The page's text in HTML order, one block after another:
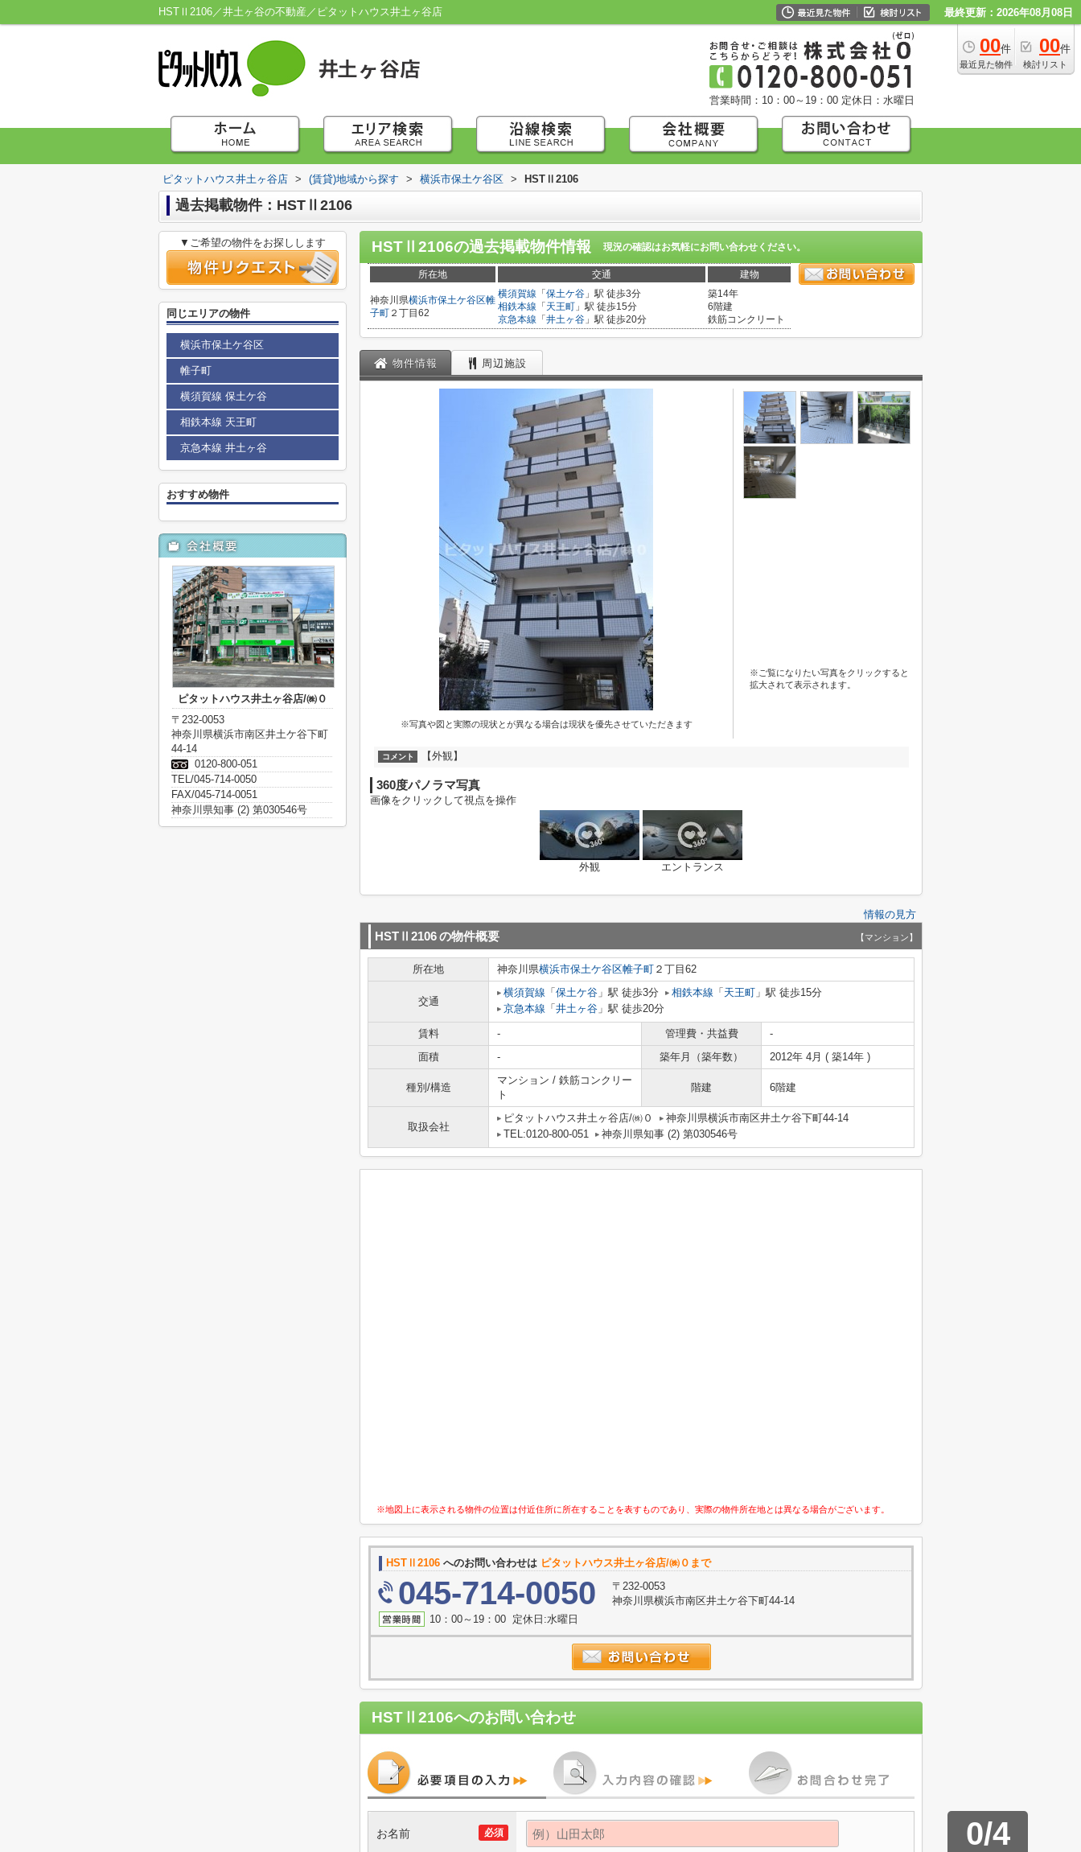
HSTⅡ2106／井土ヶ谷の不動産／ピタットハウス井土ヶ谷店 最終更新：2026年08月08日
00件
最近見た物件
00件
検討リスト
営業時間：10：00～19：00 定休日：水曜日
ピタットハウス井土ヶ谷店 > (賃貸)地域から探す > 横浜市保土ケ谷区 > HSTⅡ2106
過去掲載物件：HSTⅡ2106
HSTⅡ2106の過去掲載物件情報 現況の確認はお気軽にお問い合わせください。
所在地 交通 建物
神奈川県横浜市保土ケ谷区帷
子町 ２丁目62
横須賀線 「 保土ケ谷 」駅 徒歩3分
相鉄本線 「 天王町 」駅 徒歩15分
京急本線 「 井土ヶ谷 」駅 徒歩20分
築14年
6階建
鉄筋コンクリート
物件情報 周辺施設
※写真や図と実際の現状とが異なる場合は現状を優先させていただきます
※ご覧になりたい写真をクリックすると
拡大されて表示されます。
コメント 【外観】
360度パノラマ写真
画像をクリックして視点を操作
外観 エントランス
情報の見方
HSTⅡ2106の物件概要 【マンション】
所在地 神奈川県横浜市保土ケ谷区帷子町 ２丁目62
交通
横須賀線 「 保土ケ谷 」駅 徒歩3分 相鉄本線 「 天王町 」駅 徒歩15分
京急本線 「 井土ヶ谷 」駅 徒歩20分
賃料 - 管理費・共益費
-
面積
- 築年月（築年数） 2012年 4月 ( 築14年 )
種別/構造
マンション / 鉄筋コンクリー
ト
階建 6階建
取扱会社
ピタットハウス井土ヶ谷店/㈱０
神奈川県横浜市南区井土ケ谷下町44-14
TEL:0120-800-051
神奈川県知事 (2) 第030546号
※地図上に表示される物件の位置は付近住所に所在することを表すものであり、実際の物件所在地とは異なる場合がございます。
HSTⅡ2106 へのお問い合わせは ピタットハウス井土ヶ谷店/㈱０まで
045-714-0050
〒232-0053
神奈川県横浜市南区井土ケ谷下町44-14
10：00～19：00 定休日:水曜日
HSTⅡ2106へのお問い合わせ
0/4
必須
お名前
▼ご希望の物件をお探しします
同じエリアの物件
横浜市保土ケ谷区
帷子町
横須賀線 保土ケ谷
相鉄本線 天王町
京急本線 井土ヶ谷
おすすめ物件
ピタットハウス井土ヶ谷店/㈱０
〒232-0053
神奈川県横浜市南区井土ケ谷下町
44-14
0120-800-051
TEL/045-714-0050
FAX/045-714-0051
神奈川県知事 (2) 第030546号